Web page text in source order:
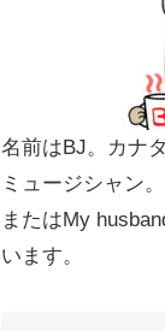
名前はBJ。カナ
ミュージシャン
またはMy
います。